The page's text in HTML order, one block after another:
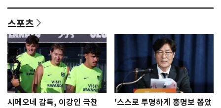
스포츠
시메오네 감독, 이강인 극찬
'스스로 투명하게 홍명보 뽑았